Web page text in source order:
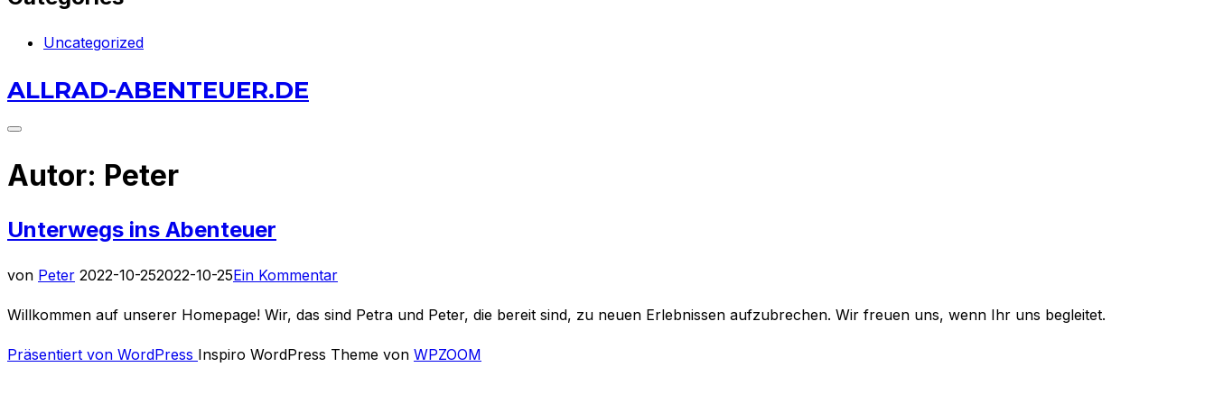
Uncategorized
Zu
Inhalten
springen
ALLRAD-ABENTEUER.DE
&
Navigation
Autor: Peter
Unterwegs ins Abenteuer
von PeterVeröffentlicht
2022-10-252022-10-25Ein Kommentar
Willkommen auf unserer Homepage! Wir, das sind Petra und Peter, die bereit sind, zu neuen Erlebnissen aufzubrechen. Wir freuen uns, wenn Ihr uns begleitet.
Präsentiert von WordPress Inspiro WordPress Theme von WPZOOM